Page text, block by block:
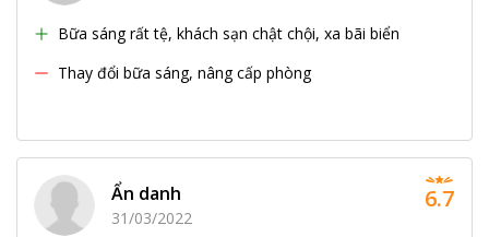
Bữa sáng rất tệ, khách sạn chật chội, xa bãi biển
Thay đổi bữa sáng, nâng cấp phòng
Ẩn danh
31/03/2022
6.7